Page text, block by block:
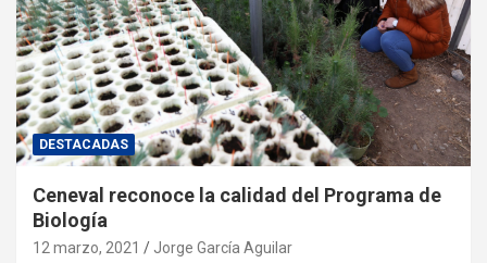
DESTACADAS
Ceneval reconoce la calidad del Programa de
Biología
12 marzo, 2021 Jorge García Aguilar